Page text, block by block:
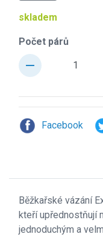
skladem
Počet párů
remove
Facebook
Běžkařské vázání
kteří upřednostňují
jednoduchým a